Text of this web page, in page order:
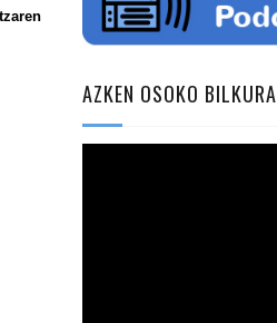
AZKEN OSOKO BILKURA